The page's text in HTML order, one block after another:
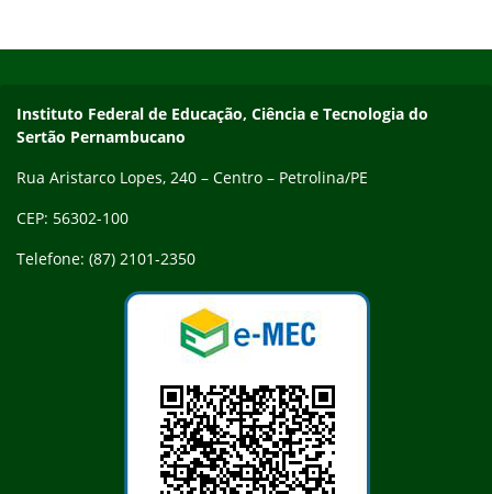
Endereço
Instituto Federal de Educação, Ciência e Tecnologia do
Sertão Pernambucano
Rua Aristarco Lopes, 240 – Centro – Petrolina/PE
CEP: 56302-100
Telefone: (87) 2101-2350